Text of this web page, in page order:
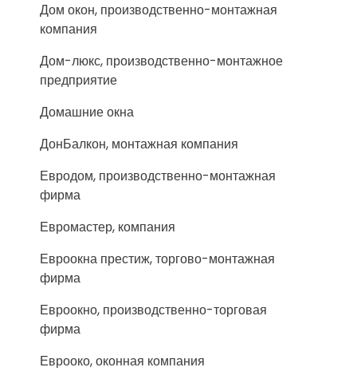
Дом окон, производственно-монтажная
компания
Дом-люкс, производственно-монтажное
предприятие
Домашние окна
ДонБалкон, монтажная компания
Евродом, производственно-монтажная
фирма
Евромастер, компания
Евроокна престиж, торгово-монтажная
фирма
Евроокно, производственно-торговая
фирма
Еврооко, оконная компания